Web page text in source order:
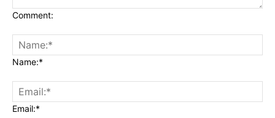
Comment:
Name:*
Email:*